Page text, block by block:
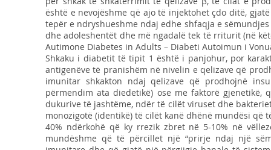
është e nevojëshme që ajo të injektohet çdo ditë,
tepër e ndryshueshme ndaj edhe shfaqja e
dhe adoleshentët dhe më ngadalë tek të rriturit (në
Autimone Diabetes in Adults – Diabeti Autoimun i
Shkaku i diabetit të tipit 1 është i panjohur, por
antigenëve të pranishëm në nivelin e qelizave që
imunitar shkakton ndaj qelizave që prodhojnë
përmendim ata diedetikë) ose me faktorë
dukurive të jashtëme, ndër të cilët viruset dhe
monozigotë (identikë) të cilët kanë dhënë mundësi
40% ndërkohë që ky rrezik zbret në 5-10% në
mundëshme që të përcillet një “prirje ndaj një